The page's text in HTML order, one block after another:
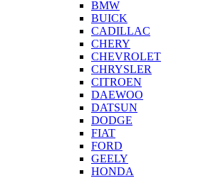
BMW
BUICK
CADILLAC
CHERY
CHEVROLET
CHRYSLER
CITROEN
DAEWOO
DATSUN
DODGE
FIAT
FORD
GEELY
HONDA